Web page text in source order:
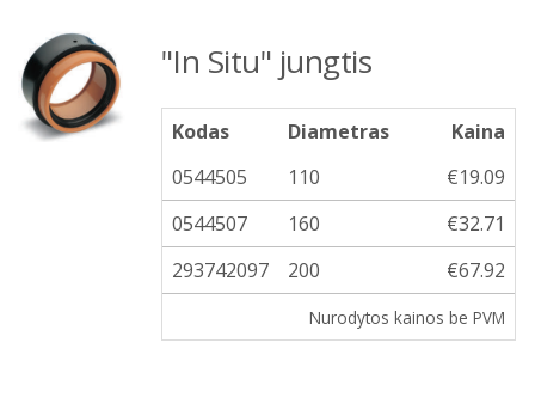
"In Situ" jungtis
Kodas Diametras
Kaina
0544505
110
€19.09
0544507
160
€32.71
293742097
200 €67.92
Nurodytos kainos be PVM